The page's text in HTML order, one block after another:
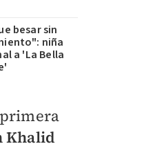
besar sin
niña
a 'La Bella
Khalid